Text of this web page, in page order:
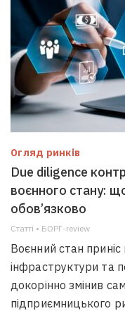
Огляд ринків
Due diligence
воєнного стану:
обов’язково
Статті • БОРГ-review
Воєнний стан
інфраструктури та
докорінно змінив
підприємницького